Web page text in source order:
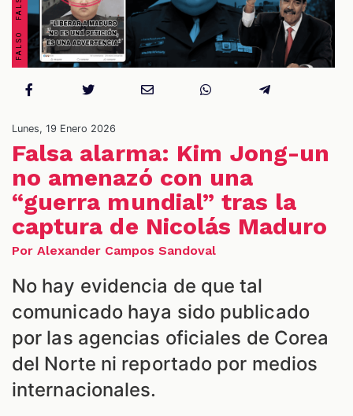
Lunes, 19 Enero 2026
Falsa alarma: Kim Jong-un
no amenazó con una
“guerra mundial” tras la
captura de Nicolás Maduro
Por Alexander Campos Sandoval
No hay evidencia de que tal
comunicado haya sido publicado
por las agencias oficiales de Corea
del Norte ni reportado por medios
internacionales.